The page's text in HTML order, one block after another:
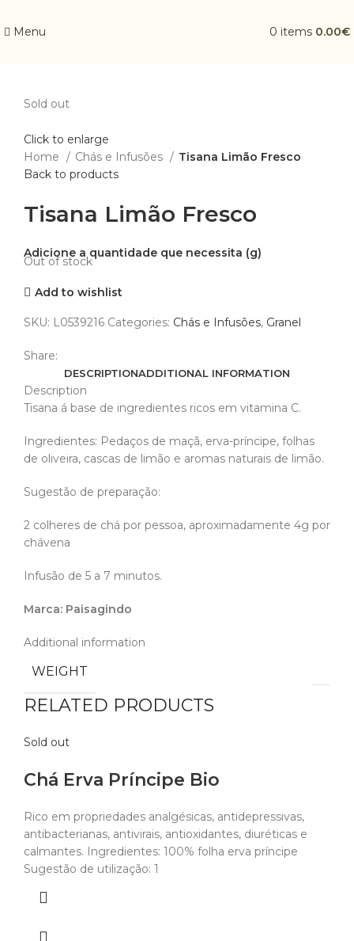
Menu 0 items 0.00€
Sold out
Click to enlarge
Home
Chás e Infusões
Tisana Limão Fresco
Back to products
Tisana Limão Fresco
Out of stock
Add to wishlist
SKU: L0539216 Categories: Chás e Infusões, Granel
Share:
DESCRIPTIONADDITIONAL INFORMATION
Description
Tisana á base de ingredientes ricos em vitamina C.
Ingredientes: Pedaços de maçã, erva-príncipe, folhas
de oliveira, cascas de limão e aromas naturais de limão.
Sugestão de preparação:
2 colheres de chá por pessoa, aproximadamente 4g por
chávena
Infusão de 5 a 7 minutos.
Marca: Paisagindo
Additional information
WEIGHT
RELATED PRODUCTS
Sold out
Chá Erva Príncipe Bio
Rico em propriedades analgésicas, antidepressivas,
antibacterianas, antivirais, antioxidantes, diuréticas e
calmantes. Ingredientes: 100% folha erva príncipe
Sugestão de utilização: 1